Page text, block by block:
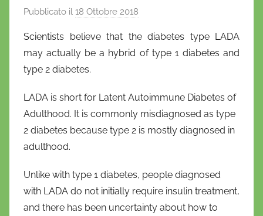
Pubblicato il 18 Ottobre 2018
D
a
e
a
O
n
o
Scientists believe that the diabetes type LADA
may actually be a hybrid of type 1 diabetes and
type 2 diabetes.
LADA is short for Latent Autoimmune Diabetes of
Adulthood. It is commonly misdiagnosed as type
2 diabetes because type 2 is mostly diagnosed in
adulthood.
Unlike with type 1 diabetes, people diagnosed
with LADA do not initially require insulin treatment,
and there has been uncertainty about how to